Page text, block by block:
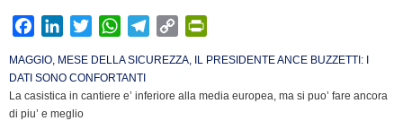
c
e
b
n
k
e
i
t
W
a
l
e
C
p
y
i
n
MAGGIO, MESE DELLA SICUREZZA, IL PRESIDENTE ANCE BUZZETTI: I
DATI SONO CONFORTANTI
La casistica in cantiere e’ inferiore alla media europea, ma si puo’ fare ancora
di piu’ e meglio